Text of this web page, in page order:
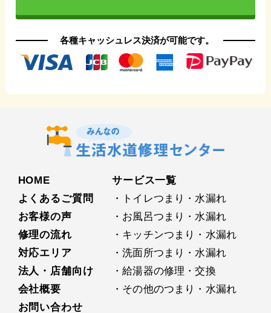
各種キャッシュレス決済が可能です。
HOME
よくあるご質問
お客様の声
修理の流れ
対応エリア
法人・店舗向け
会社概要
お問い合わせ
サービス⼀覧
・トイレつまり・水漏れ
・お⾵呂つまり・水漏れ
・キッチンつまり・水漏れ
・洗⾯所つまり・水漏れ
・給湯器の修理・交換
・その他のつまり・水漏れ